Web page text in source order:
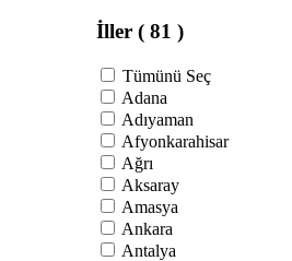
İller ( 81 )
Tümünü Seç
Adana
Adıyaman
Afyonkarahisar
Ağrı
Aksaray
Amasya
Ankara
Antalya